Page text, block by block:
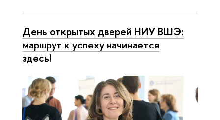
День открытых дверей НИУ ВШЭ:
маршрут к успеху начинается
здесь!